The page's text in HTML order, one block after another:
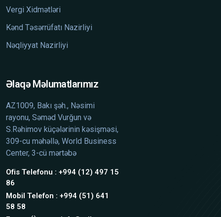
Vergi Xidmətləri
Kənd Təsərrüfatı Nazirliyi
Nəqliyyat Nazirliyi
Əlaqə Məlumatlarımız
AZ1009, Bakı şəh., Nəsimi
rayonu, Səməd Vurğun və
S.Rəhimov küçələrinin kəsişməsi,
309-cu məhəllə, World Business
Center, 3-cü mərtəbə
Ofis Telefonu : +994 (12) 497 15
86
Mobil Telefon : +994 (51) 641
58 58